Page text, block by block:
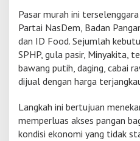
1
4
N
a
s
D
e
m
e
b
a
Pasar murah ini
Partai NasDem, Badan
dan ID Food. Sejumlah
SPHP, gula pasir, Minyakita,
bawang putih, daging, cabai
dijual dengan harga
Langkah ini bertujuan
memperluas akses pangan
kondisi ekonomi yang tidak